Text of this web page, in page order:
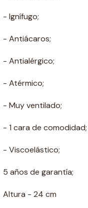
- Ignífugo;
- Antiácaros;
- Antialérgico;
- Atérmico;
- Muy ventilado;
- 1 cara de comodidad;
- Viscoelástico;
5 años de garantía;
Altura - 24 cm